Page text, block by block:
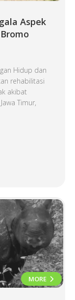
Aspek
Hidup dan
rehabilitasi
akibat
Timur,
MORE